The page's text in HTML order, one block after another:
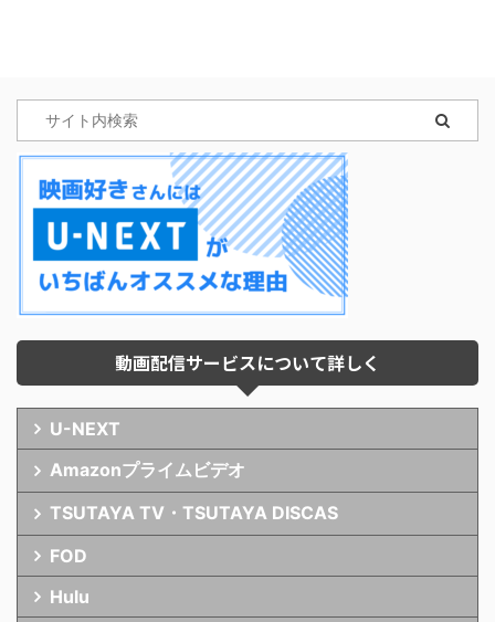
動画配信サービスについて詳しく
U-NEXT
Amazonプライムビデオ
TSUTAYA TV・TSUTAYA DISCAS
FOD
Hulu